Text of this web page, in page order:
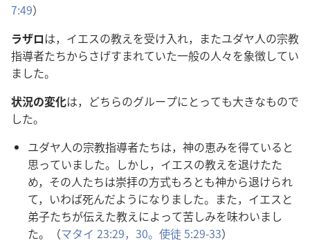
7:49）
ラザロは，イエスの教えを受け入れ，またユダヤ人の宗教
指導者たちからさげすまれていた一般の人々を象徴してい
ました。
状況の変化は，どちらのグループにとっても大きなもので
した。
ユダヤ人の宗教指導者たちは， 神の恵みを得ていると
思っていました。しかし，イエスの教えを退けたた
め，その人たちは崇拝の方式もろとも神から退けられ
て，いわば死んだようになりました。また，イエスと
弟子たちが伝えた教えによって苦しみを味わいまし
た。（マタイ 23:29，30。 使徒5:29-33）